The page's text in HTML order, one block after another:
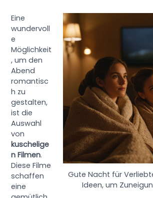
Gute Nacht für
Ideen, um
Eine
wundervoll
e
Möglichkeit
, um den
Abend
romantisc
h zu
gestalten,
ist die
Auswahl
von
kuschelige
n Filmen.
Diese Filme
schaffen
eine